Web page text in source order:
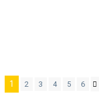
1 2 3 4 5 6